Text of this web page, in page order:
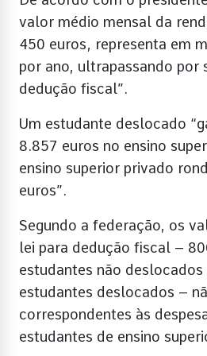
valor médio mensal da
450 euros, representa em
por ano, ultrapassando por
dedução fiscal”.
Um estudante deslocado
8.857 euros no ensino
ensino superior privado
euros”.
Segundo a federação, os
lei para dedução fiscal –
estudantes não deslocados
estudantes deslocados –
correspondentes às
estudantes de ensino